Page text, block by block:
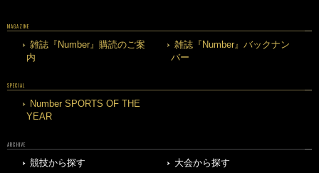
MAGAZINE
雑誌『Number』購読のご案
内
雑誌『Number』バックナン
バー
SPECIAL
Number SPORTS OF THE
YEAR
ARCHIVE
競技から探す
大会から探す